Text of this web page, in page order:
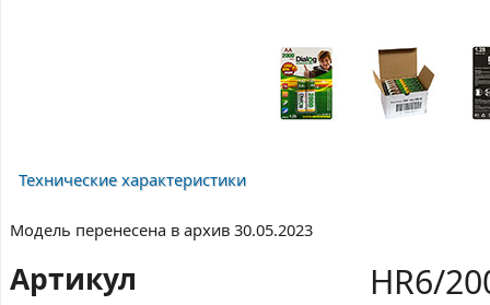
Технические характеристики
Модель перенесена в архив 30.05.2023
Артикул HR6/